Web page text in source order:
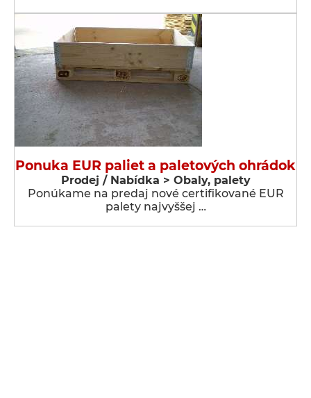
Ponuka EUR paliet a paletových ohrádok
Prodej / Nabídka > Obaly, palety
Ponúkame na predaj nové certifikované EUR
palety najvyššej …